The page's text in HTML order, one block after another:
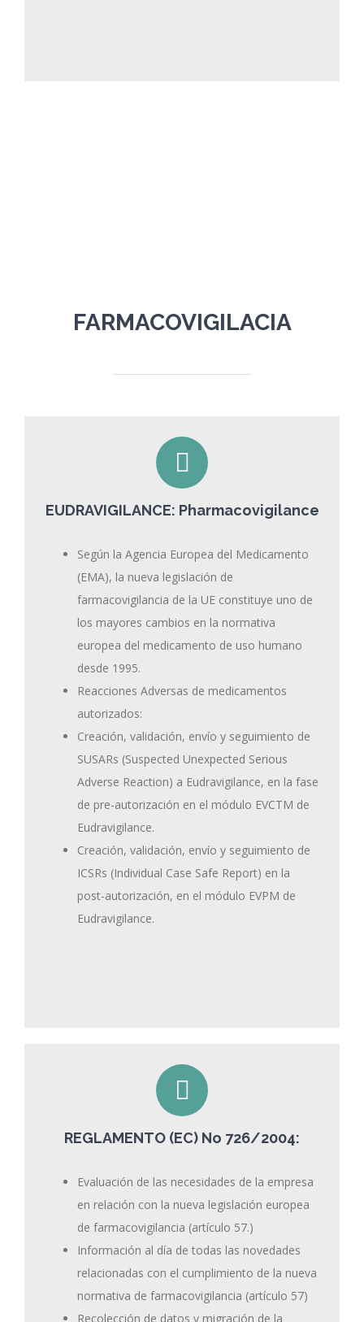
FARMACOVIGILACIA
EUDRAVIGILANCE: Pharmacovigilance
Según la Agencia Europea del Medicamento
(EMA), la nueva legislación de
farmacovigilancia de la UE constituye uno de
los mayores cambios en la normativa
europea del medicamento de uso humano
desde 1995.
Reacciones Adversas de medicamentos
autorizados:
Creación, validación, envío y seguimiento de
SUSARs (Suspected Unexpected Serious
Adverse Reaction) a Eudravigilance, en la fase
de pre-autorización en el módulo EVCTM de
Eudravigilance.
Creación, validación, envío y seguimiento de
ICSRs (Individual Case Safe Report) en la
post-autorización, en el módulo EVPM de
Eudravigilance.
REGLAMENTO (EC) No 726/2004:
Evaluación de las necesidades de la empresa
en relación con la nueva legislación europea
de farmacovigilancia (artículo 57.)
Información al día de todas las novedades
relacionadas con el cumplimiento de la nueva
normativa de farmacovigilancia (artículo 57)
Recolección de datos y migración de la